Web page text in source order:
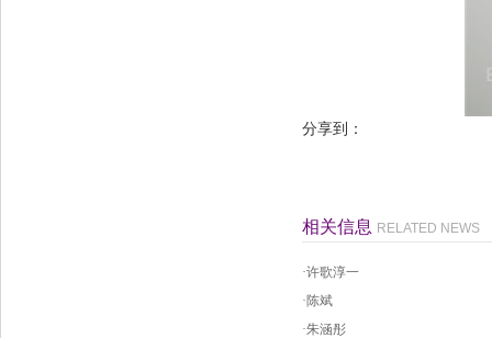
分享到：
相关信息 RELATED NEWS
·许歌淳一
·陈斌
·朱涵彤